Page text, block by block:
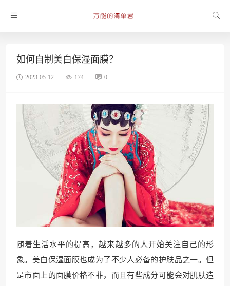
如何自制美白保湿面膜？
2023-05-12 174 0
随着生活水平的提高，越来越多的人开始关注自己的形
象。美白保湿面膜也成为了不少人必备的护肤品之一。但
是市面上的面膜价格不菲，而且有些成分可能会对肌肤造